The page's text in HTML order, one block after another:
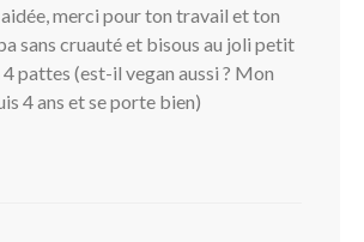
aidée, merci pour ton travail et ton
sans cruauté et bisous au joli petit
pattes (est-il vegan aussi ? Mon
4 ans et se porte bien)